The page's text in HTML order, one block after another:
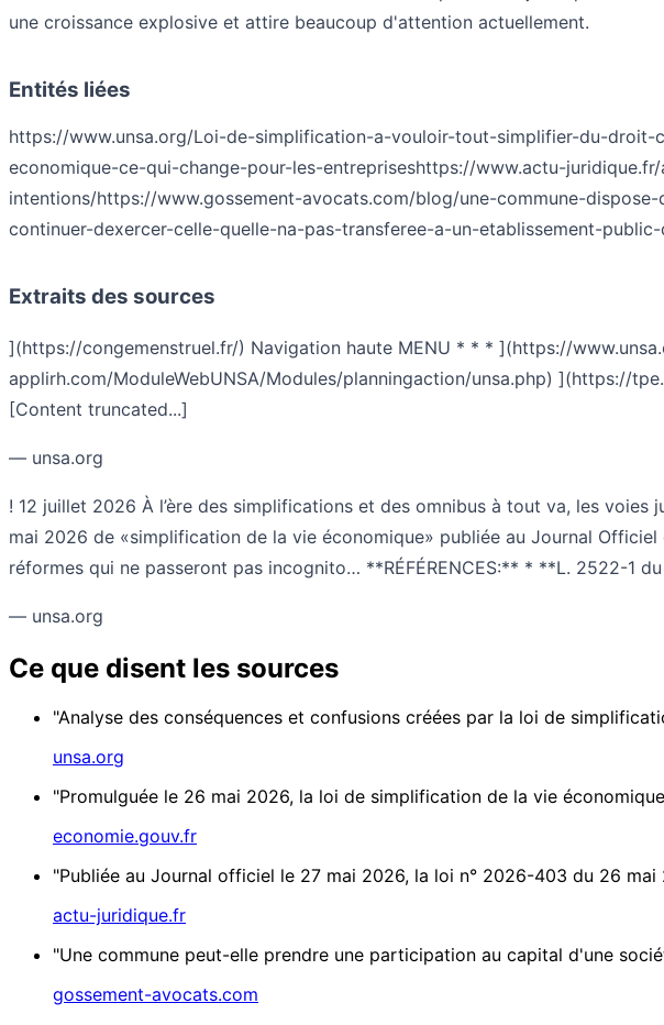
une croissance explosive et attire beaucoup d'attention actuellement.
Entités liées
https://www.unsa.org/Loi-de-simplification-a-vouloir-tout-simplifier-du-droit-
economique-ce-qui-change-pour-les-entrepriseshttps://www.actu-
intentions/https://www.gossement-avocats.com/blog/une-commune-
continuer-dexercer-celle-quelle-na-pas-transferee-a-un-etablissement-
Extraits des sources
](https://congemenstruel.fr/) Navigation haute MENU * * * ](https://
applirh.com/ModuleWebUNSA/Modules/planningaction/unsa.php) ](https://
[Content truncated...]
— unsa.org
! 12 juillet 2026 À l’ère des simplifications et des omnibus à tout va, les
mai 2026 de «simplification de la vie économique» publiée au Journal
réformes qui ne passeront pas incognito… **RÉFÉRENCES:** * **L. 2522-1
— unsa.org
Ce que disent les sources
"Analyse des conséquences et confusions créées par la loi de
unsa.org
"Promulguée le 26 mai 2026, la loi de simplification de la vie
economie.gouv.fr
"Publiée au Journal officiel le 27 mai 2026, la loi n° 2026-403 du 26
actu-juridique.fr
"Une commune peut-elle prendre une participation au capital d'une
gossement-avocats.com